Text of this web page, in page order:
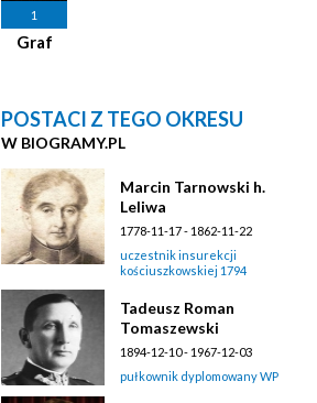
1
Graf
POSTACI Z TEGO OKRESU
W BIOGRAMY.PL
Marcin Tarnowski h.
Leliwa
1778-11-17 - 1862-11-22
uczestnik insurekcji
kościuszkowskiej 1794
Tadeusz Roman
Tomaszewski
1894-12-10 - 1967-12-03
pułkownik dyplomowany WP